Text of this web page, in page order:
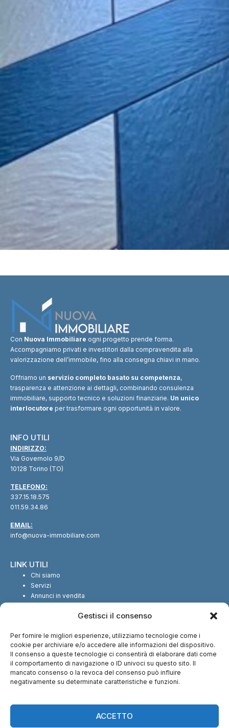
Gestisci il consenso
Per fornire le migliori esperienze, utilizziamo tecnologie come i
cookie per archiviare e/o accedere alle informazioni del dispositivo.
Il consenso a queste tecnologie ci consentirà di elaborare dati come
il comportamento di navigazione o ID univoci su questo sito. Il
mancato consenso o la revoca del consenso può influire
negativamente su determinate caratteristiche e funzioni.
ACCETTO
Con Nuova Immobiliare ogni progetto prende forma.
Accompagniamo privati e investitori dalla compravendita alla
valorizzazione dell’immobile, fino alla consegna chiavi in mano.
Offriamo un servizio completo basato su competenza,
trasparenza e attenzione ai dettagli, combinando consulenza
immobiliare, supporto tecnico e soluzioni finanziarie. Un unico
interlocutore per trasformare ogni opportunità in valore.
INFO UTILI
INDIRIZZO:
Via Governolo 9/D
10128 Torino (TO)
TELEFONO:
337.15.18.575
011.59.34.86
EMAIL:
info@nuova-immobiliare.com
LINK UTILI
Chi siamo
Servizi
Annunci in vendita
SEGUICI SUI SOCIAL
CI TROVI ANCHE SU: